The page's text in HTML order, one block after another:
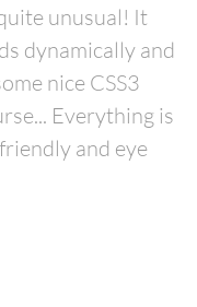
unusual! It
dynamically and
nice CSS3
Everything is
and eye